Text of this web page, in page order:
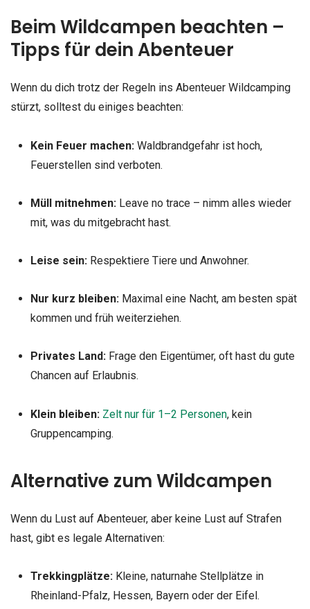
Beim Wildcampen beachten –
Tipps für dein Abenteuer
Wenn du dich trotz der Regeln ins Abenteuer Wildcamping
stürzt, solltest du einiges beachten:
Kein Feuer machen:Waldbrandgefahr ist hoch,
Feuerstellen sind verboten.
Müll mitnehmen:Leave no trace – nimm alles wieder
mit, was du mitgebracht hast.
Leise sein:Respektiere Tiere und Anwohner.
Nur kurz bleiben:Maximal eine Nacht, am besten spät
kommen und früh weiterziehen.
Privates Land:Frage den Eigentümer, oft hast du gute
Chancen auf Erlaubnis.
Klein bleiben: Zelt nur für 1–2 Personen, kein
Gruppencamping.
Alternative zum Wildcampen
Wenn du Lust auf Abenteuer, aber keine Lust auf Strafen
hast, gibt es legale Alternativen:
Trekkingplätze:Kleine, naturnahe Stellplätze in
Rheinland-Pfalz, Hessen, Bayern oder der Eifel.